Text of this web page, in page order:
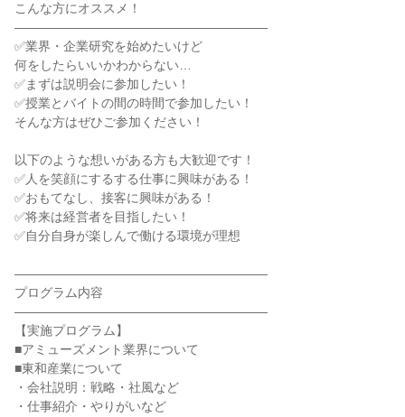
こんな方にオススメ！
――――――――――――――――――――
✅業界・企業研究を始めたいけど
何をしたらいいかわからない…
✅まずは説明会に参加したい！
✅授業とバイトの間の時間で参加したい！
そんな方はぜひご参加ください！
以下のような想いがある方も大歓迎です！
✅人を笑顔にするする仕事に興味がある！
✅おもてなし、接客に興味がある！
✅将来は経営者を目指したい！
✅自分自身が楽しんで働ける環境が理想
――――――――――――――――――――
プログラム内容
――――――――――――――――――――
【実施プログラム】
■アミューズメント業界について
■東和産業について
・会社説明：戦略・社風など
・仕事紹介・やりがいなど